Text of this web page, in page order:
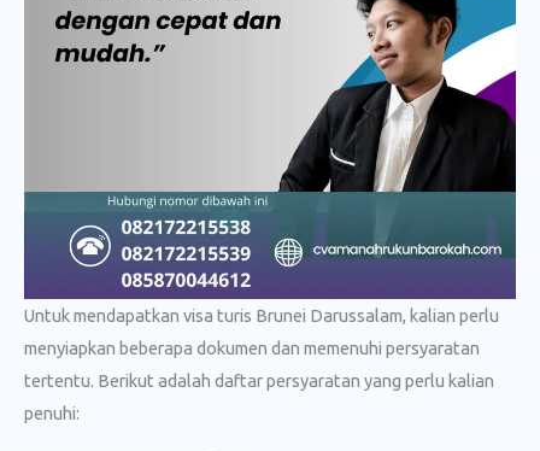
Untuk mendapatkan visa turis Brunei Darussalam, kalian perlu
menyiapkan beberapa dokumen dan memenuhi persyaratan
tertentu. Berikut adalah daftar persyaratan yang perlu kalian
penuhi: